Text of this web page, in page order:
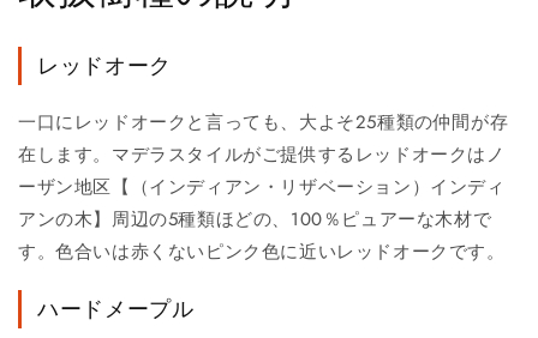
レッドオーク
一口にレッドオークと言っても、大よそ25種類の仲間が存
在します。マデラスタイルがご提供するレッドオークはノ
ーザン地区【（インディアン・リザベーション）インディ
アンの木】周辺の5種類ほどの、100％ピュアーな木材で
す。色合いは赤くないピンク色に近いレッドオークです。
ハードメープル